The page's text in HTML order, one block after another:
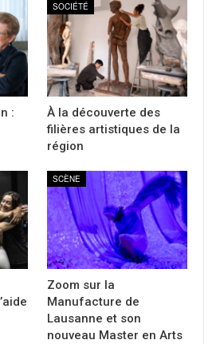
:
SOCIÉTÉ
À la découverte des
filières artistiques de la
région
SCÈNE
Zoom sur la
Manufacture de
Lausanne et son
nouveau Master en Arts